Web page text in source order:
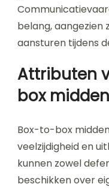
belang,
aansturen tijdens
Attributen
box
Box-to-box
veelzijdigheid en
kunnen zowel
beschikken over